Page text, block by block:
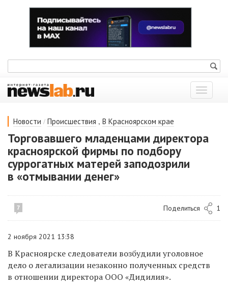
Показать
меню
Новости / Происшествия , В Красноярском крае
Торговавшего младенцами директора
красноярской фирмы по подбору
суррогатных матерей заподозрили
в «отмывании денег»
7 Поделиться 1
2 ноября 2021 13:38
В Красноярске следователи возбудили уголовное
дело о легализации незаконно полученных средств
в отношении директора ООО «Дидилия».